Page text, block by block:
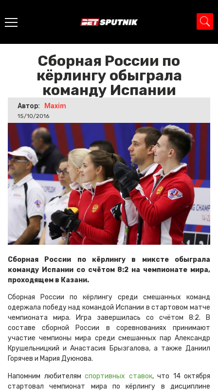
Сборная России по
кёрлингу обыграла
команду Испании
Автор: Maxim
15/10/2016
Сборная России по кёрлингу в миксте обыграла
команду Испании со счётом 8:2 на чемпионате мира,
проходящем в Казани.
Сборная России по кёрлингу среди смешанных команд
одержала победу над командой Испании в стартовом матче
чемпионата мира. Игра завершилась со счётом 8:2. В
составе сборной России в соревнованиях принимают
участие чемпионы мира среди смешанных пар Александр
Крушельницкий и Анастасия Брызгалова, а также Даниил
Горячев и Мария Дуюнова.
Напомним любителям спортивных ставок, что 14 октября
стартовал чемпионат мира по кёрлингу в дисциплине